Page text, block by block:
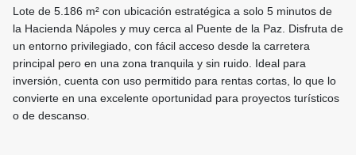
Lote de 5.186 m² con ubicación estratégica a solo 5 minutos de
la Hacienda Nápoles y muy cerca al Puente de la Paz. Disfruta de
un entorno privilegiado, con fácil acceso desde la carretera
principal pero en una zona tranquila y sin ruido. Ideal para
inversión, cuenta con uso permitido para rentas cortas, lo que lo
convierte en una excelente oportunidad para proyectos turísticos
o de descanso.